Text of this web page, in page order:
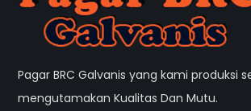
Pagar BRC Galvanis yang kami produksi
mengutamakan Kualitas Dan Mutu.